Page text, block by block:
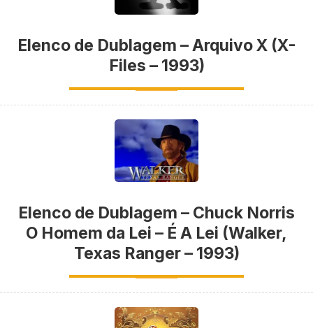
Elenco de Dublagem – Arquivo X (X-
Files – 1993)
Elenco de Dublagem – Chuck Norris
O Homem da Lei – É A Lei (Walker,
Texas Ranger – 1993)